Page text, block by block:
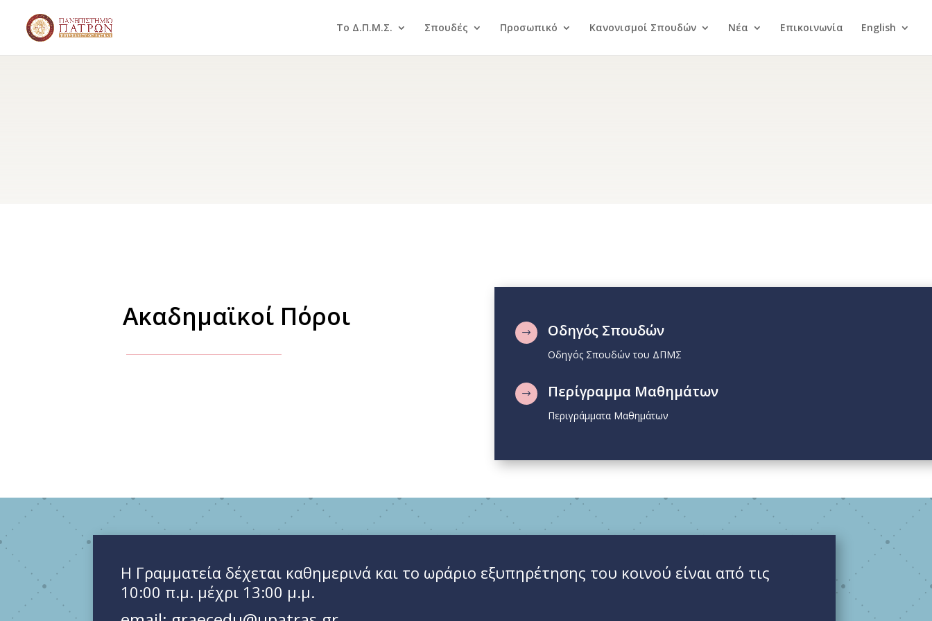
Το Δ.Π.Μ.Σ. Σπουδές Προσωπικό Κανονισμοί Σπουδών Νέα Επικοινωνία English
Ακαδημαϊκοί Πόροι
$ Οδηγός Σπουδών
Οδηγός Σπουδών του ΔΠΜΣ
$ Περίγραμμα Μαθημάτων
Περιγράμματα Μαθημάτων
Η Γραμματεία δέχεται καθημερινά και το ωράριο εξυπηρέτησης του κοινού είναι από τις
10:00 π.μ. μέχρι 13:00 μ.μ.